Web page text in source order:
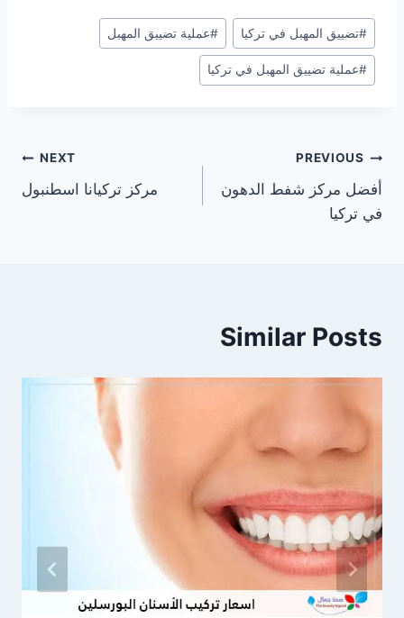
Post
Tags:
#تضييق المهبل في تركيا #عملية تضييق المهبل
#عملية تضييق المهبل في تركيا
تصفّح
المقالات
PREVIOUS
أفضل مركز شفط الدهون
في تركيا
NEXT
مركز تركيانا اسطنبول
Similar Posts